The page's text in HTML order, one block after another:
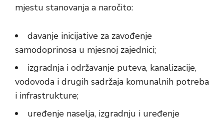
mjestu stanovanja a naročito:
davanje inicijative za zavođenje
samodoprinosa u mjesnoj zajednici;
izgradnja i održavanje puteva, kanalizacije,
vodovoda i drugih sadržaja komunalnih potreba
i infrastrukture;
uređenje naselja, izgradnju i uređenje